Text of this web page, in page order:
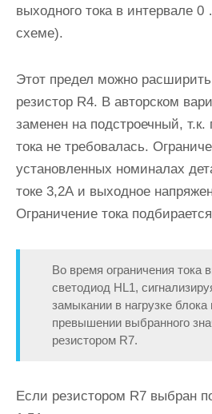
выходного тока в интервале
схеме).
Этот предел можно
резистор R4. В авторском
заменен на подстроечный, т.к.
тока не требовалась.
установленных номиналах
токе 3,2А и выходное
Ограничение тока
Во время ограничения тока
светодиод HL1,
замыкании в нагрузке блока
превышении выбранного
резистором R7.
Если резистором R7 выбран